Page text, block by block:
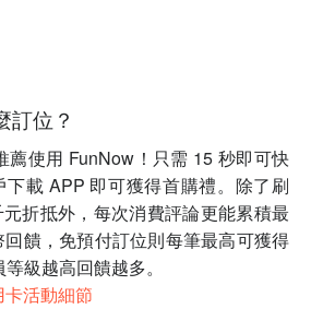
訂位？
薦使用 FunNow！只需 15 秒即可快
載 APP 即可獲得首購禮。除了刷
折抵外，每次消費評論更能累積最
饋，免預付訂位則每筆最高可獲得
級越高回饋越多。
活動細節